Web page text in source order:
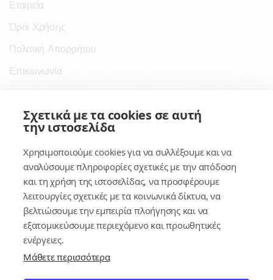
Εταιρεία
Όροι Χρήσης
Πολιτική Απορρήτου
Επικοινωνία
Σύνδεσμοι
Κέντρο Γνώσης
Πλατφόρμα
Εγγραφή
Για δημοσίους υπαλλήλους
Σχετικά με τα cookies σε αυτή
την ιστοσελίδα
Χρησιμοποιούμε cookies για να συλλέξουμε και να
αναλύσουμε πληροφορίες σχετικές με την απόδοση
και τη χρήση της ιστοσελίδας, να προσφέρουμε
λειτουργίες σχετικές με τα κοινωνικά δίκτυα, να
βελτιώσουμε την εμπειρία πλοήγησης και να
εξατομικεύσουμε περιεχόμενο και προωθητικές
ενέργειες.
Μάθετε περισσότερα